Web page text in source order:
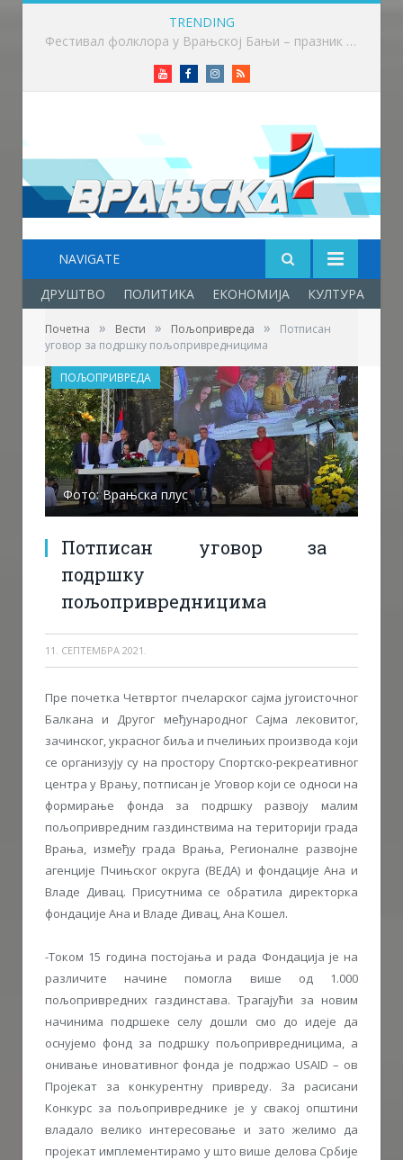
TRENDING
Приређен пријем за учеснике Фестивала фолклора у Врањској Бањи
YoutubeFacebookInstagram
RSS
NAVIGATE
ДРУШТВО ПОЛИТИКА ЕКОНОМИЈА КУЛТУРА
Почетна » Вести » Пољопривреда »
Потписан
уговор за подршку пољопривредницима
Фото: Врањска плус
Потписан уговор за
подршку
пољопривредницима
11. СЕПТЕМБРА 2021.
ПОЉОПРИВРЕДА
Пре почетка Четвртог пчеларског сајма југоисточног
Балкана и Другог међународног Сајма лековитог,
зачинског, украсног биља и пчелињих производа који
се организују су на простору Спортско-рекреативног
центра у Врању, потписан је Уговор који се односи на
формирање фонда за подршку развоју малим
пољопривредним газдинствима на територији града
Врања, између града Врања, Регионалне развојне
агенције Пчињског округа (ВЕДА) и фондације Ана и
Владе Дивац. Присутнима се обратила директорка
фондације Ана и Владе Дивац, Ана Кошел.
-Током 15 година постојања и рада Фондација је на
различите начине помогла више од 1.000
пољопривредних газдинстава. Трагајући за новим
начинима подршеке селу дошли смо до идеје да
оснујемо фонд за подршку пољопривредницима, а
онивање иновативног фонда је подржао USAID – ов
Пројекат за конкурентну привреду. За расисани
Конкурс за пољопривреднике је у свакој општини
владало велико интересовање и зато желимо да
пројекат имплементирамо у што више делова Србије